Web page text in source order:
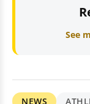
See
NEWS